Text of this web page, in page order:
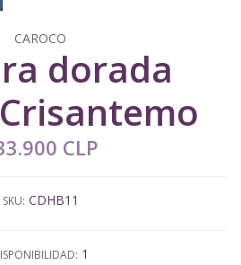
CAROCO
dorada
CLP
SKU: CDHB11
1